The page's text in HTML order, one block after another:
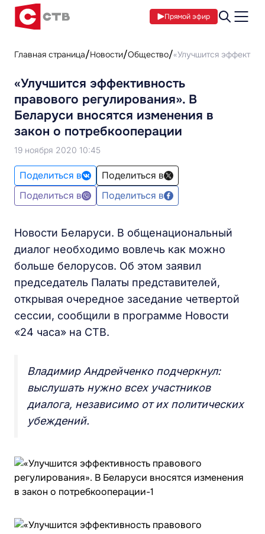
Прямой эфир
Главная страница Новости Общество «Улучшится
«Улучшится эффективность
правового регулирования». В
Беларуси вносятся изменения в
закон о потребкооперации
19 ноября 2020 10:45
Поделиться в
Поделиться в
Поделиться в
Поделиться в
Новости Беларуси. В общенациональный
диалог необходимо вовлечь как можно
больше белорусов. Об этом заявил
председатель Палаты представителей,
открывая очередное заседание четвертой
сессии, сообщили в программе Новости
«24 часа» на СТВ.
Владимир Андрейченко подчеркнул:
выслушать нужно всех участников
диалога, независимо от их политических
убеждений.